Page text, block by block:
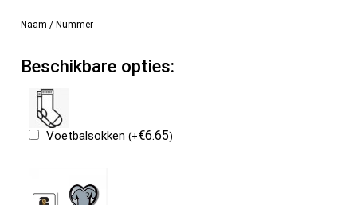
Naam / Nummer
Beschikbare opties:
Voetbalsokken(+€6.65)